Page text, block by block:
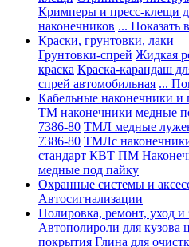
Кримперы и пресс-клещи
наконечников ... Показать
Краски, грунтовки, лаки
Грунтовки-спрей Жидкая
краска Краска-карандаш
спрей автомобильная ...
Кабельные наконечники и
ТМ наконечники медные
7386-80 ТМЛ медные
7386-80 ТМЛс
стандарт КВТ ПМ
медные под пайку
Охранные системы и
Автосигнализации
Полировка, ремонт, уход и
Автополироли для кузова
покрытия Глина для